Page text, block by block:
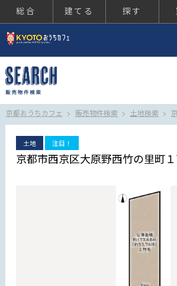
総合 建てる 探す
京都おうちカフェ 販売物件検索 土地検索
土地 注目！
京都市西京区大原野西竹の里町